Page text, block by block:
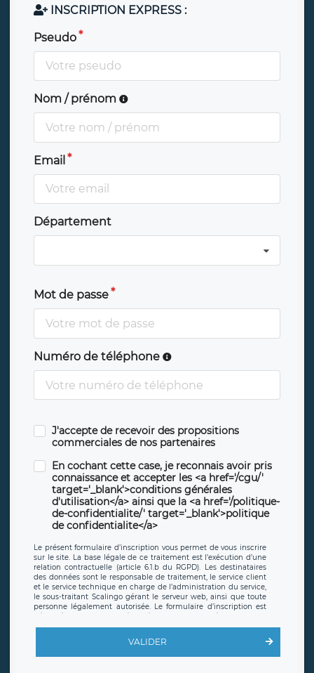
INSCRIPTION EXPRESS :
Pseudo
Nom / prénom
Email
Département
Mot de passe
Numéro de téléphone
J'accepte de recevoir des propositions
commerciales de nos partenaires
En cochant cette case, je reconnais avoir pris
connaissance et accepter les <a href='/cgu/'
target='_blank'>conditions générales
d'utilisation</a> ainsi que la <a href='/politique-
de-confidentialite/' target='_blank'>politique
de confidentialite</a>
Le présent formulaire d’inscription vous permet de vous inscrire
sur le site. La base légale de ce traitement est l’exécution d’une
relation contractuelle (article 6.1.b du RGPD). Les destinataires
des données sont le responsable de traitement, le service client
et le service technique en charge de l’administration du service,
le sous-traitant Scalingo gérant le serveur web, ainsi que toute
personne légalement autorisée. Le formulaire d’inscription est
offrant desclauses de protection conformes au RGPD. Les
en sollicite la suppression, étant entendu que vous pouvez
demander la suppression de vos données et retirer votre
VALIDER